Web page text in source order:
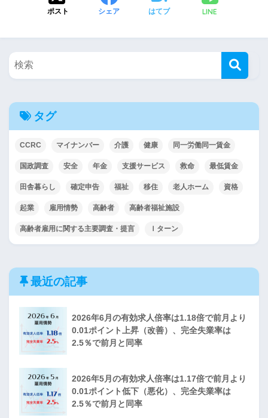
ポスト シェア はてブ LINE
タグ
CCRC マイナンバー 介護 健康 同一労働同一賃金
国政調査 安全 年金 支援サービス 救命 最低賃金
田舎暮らし 確定申告 福祉 移住 老人ホーム 資格
起業 雇用情勢 高齢者 高齢者福祉施設
高齢者雇用に関する主要調査・提言 Ｉターン
最近の記事
2026年6月の有効求人倍率は1.18倍で前月より
0.01ポイント上昇（改善）、完全失業率は
2.5％で前月と同率
2026年5月の有効求人倍率は1.17倍で前月より
0.01ポイント低下（悪化）、完全失業率は
2.5％で前月と同率